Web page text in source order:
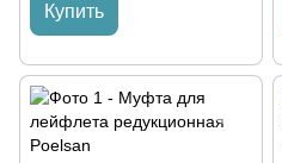
Купить